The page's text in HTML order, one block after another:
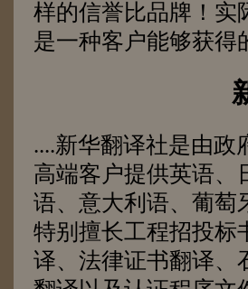
样的信誉比品牌！实
是一种客户能够获得
....新华翻译社是由政
高端客户提供英语、
语、意大利语、葡萄
特别擅长工程招投标
译、法律证书翻译、